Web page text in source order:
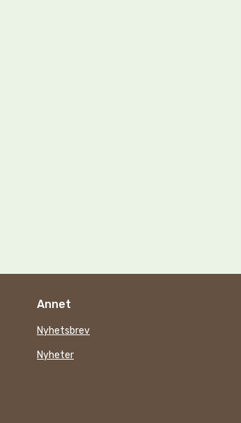
Annet
Nyhetsbrev
Nyheter